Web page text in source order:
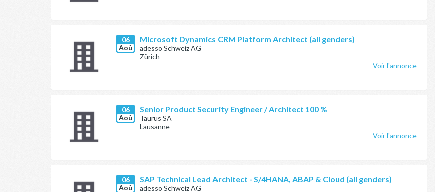
06
Aoû
Microsoft Dynamics CRM Platform Architect (all genders)
adesso Schweiz AG
Zürich
Voir l'annonce
06
Aoû
Senior Product Security Engineer / Architect 100 %
Taurus SA
Lausanne
Voir l'annonce
06
Aoû
SAP Technical Lead Architect - S/4HANA, ABAP & Cloud (all genders)
adesso Schweiz AG